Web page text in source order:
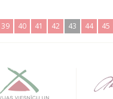
39 40 41 42 43 44 45